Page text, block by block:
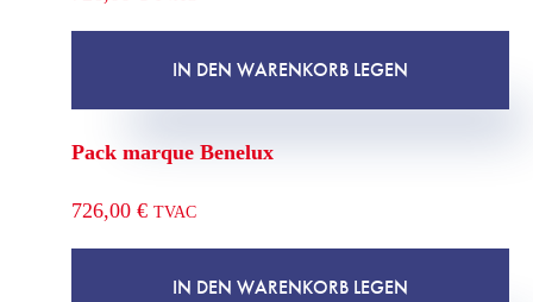
IN DEN WARENKORB LEGEN
Pack marque Benelux
726,00 € TVAC
IN DEN WARENKORB LEGEN